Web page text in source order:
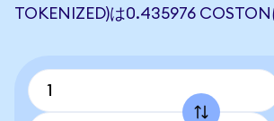
TOKENIZED)は0.435976